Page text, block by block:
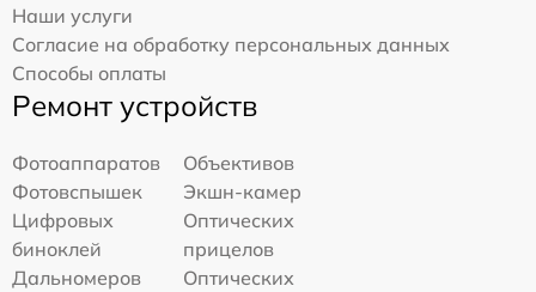
Наши услуги
Согласие на обработку персональных данных
Способы оплаты
Ремонт устройств
Фотоаппаратов
Объективов
Фотовспышек
Экшн-камер
Цифровых
биноклей
Оптических
прицелов
Дальномеров
Оптических